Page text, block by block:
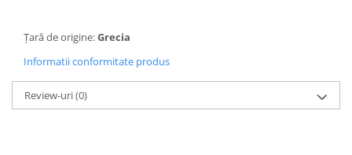
Țară de origine:Grecia
Informatii conformitate produs
Review-uri(0)